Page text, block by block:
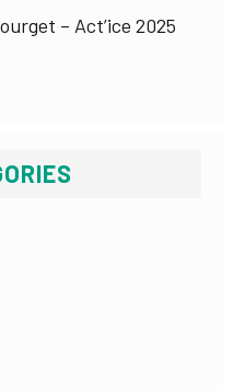
– Act’ice 2025